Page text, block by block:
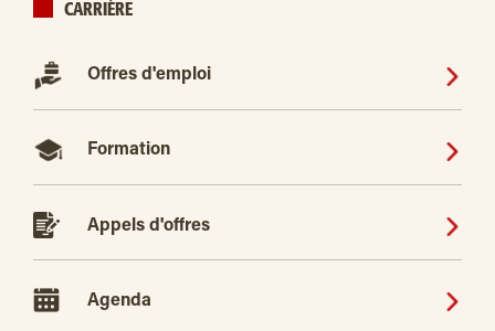
CARRIÈRE
Offres d'emploi
Formation
Appels d'offres
Agenda